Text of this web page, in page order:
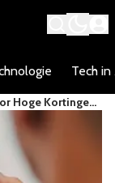
Tech in
Hoge Kortingen